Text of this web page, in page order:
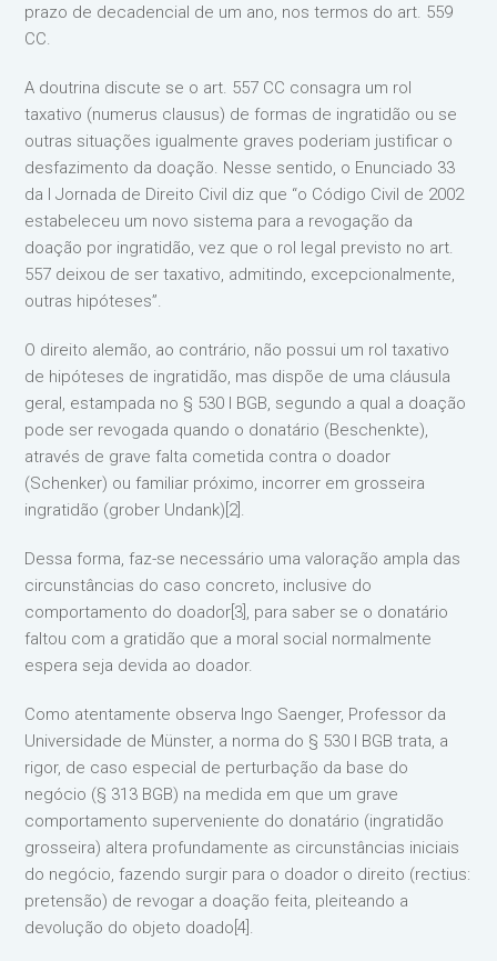
prazo de decadencial de um ano, nos termos do art. 559
CC.
A doutrina discute se o art. 557 CC consagra um rol
taxativo (numerus clausus) de formas de ingratidão ou se
outras situações igualmente graves poderiam justificar o
desfazimento da doação. Nesse sentido, o Enunciado 33
da I Jornada de Direito Civil diz que “o Código Civil de 2002
estabeleceu um novo sistema para a revogação da
doação por ingratidão, vez que o rol legal previsto no art.
557 deixou de ser taxativo, admitindo, excepcionalmente,
outras hipóteses”.
O direito alemão, ao contrário, não possui um rol taxativo
de hipóteses de ingratidão, mas dispõe de uma cláusula
geral, estampada no § 530 I BGB, segundo a qual a doação
pode ser revogada quando o donatário (Beschenkte),
através de grave falta cometida contra o doador
(Schenker) ou familiar próximo, incorrer em grosseira
ingratidão (grober Undank)[2].
Dessa forma, faz-se necessário uma valoração ampla das
circunstâncias do caso concreto, inclusive do
comportamento do doador[3], para saber se o donatário
faltou com a gratidão que a moral social normalmente
espera seja devida ao doador.
Como atentamente observa Ingo Saenger, Professor da
Universidade de Münster, a norma do § 530 I BGB trata, a
rigor, de caso especial de perturbação da base do
negócio (§ 313 BGB) na medida em que um grave
comportamento superveniente do donatário (ingratidão
grosseira) altera profundamente as circunstâncias iniciais
do negócio, fazendo surgir para o doador o direito (rectius:
pretensão) de revogar a doação feita, pleiteando a
devolução do objeto doado[4].